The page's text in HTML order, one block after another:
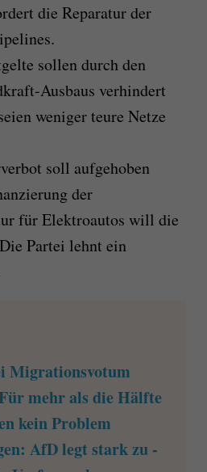
die Reparatur der
sollen durch den
Ausbaus verhindert
weniger teure Netze
soll aufgehoben
der
für Elektroautos will die
Partei lehnt ein
Migrationsvotum
mehr als die Hälfte
kein Problem
AfD legt stark zu -